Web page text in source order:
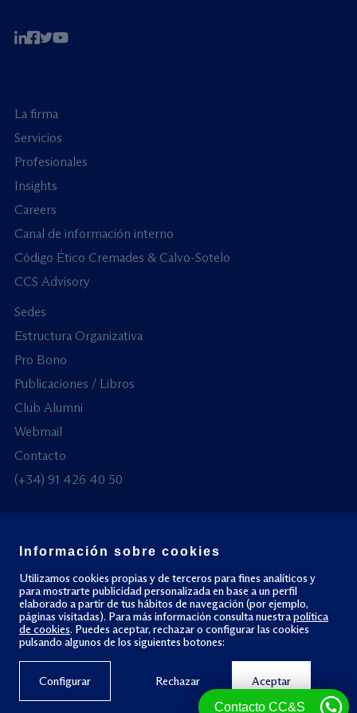
La firma
Servicios
Profesionales
Insights
Careers
Canal de información interno
Código Ético Cremades & Calvo-Sotelo
CCS Advisory
Sedes
Estructura Organizativa
Pro Bono
Publicaciones / Libros
Club Alumni
Webmail
Contacto
(+34) 91 426 40 50
© Todos los derechos reservados
Política de privacidad Política de cookies
Contacto CC&S
Información sobre cookies
Utilizamos cookies propias y de terceros para fines analíticos y
para mostrarte publicidad personalizada en base a un perfil
elaborado a partir de tus hábitos de navegación (por ejemplo,
páginas visitadas). Para más información consulta nuestrapolítica
de cookies. Puedes aceptar, rechazar o configurar las cookies
pulsando algunos de los siguientes botones:
Aceptar
Configurar Rechazar